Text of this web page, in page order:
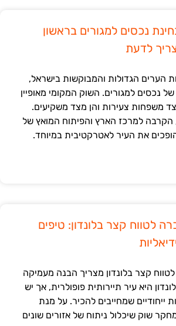
נכסים למגורים בראשון
לדעת
הערים הגדולות והמבוקשות בישראל,
נכסים למגורים. השוק המקומי מאופיין
משפחות צעירות והן מצד משקיעים.
הקרבה למרכז הארץ והפיתוח המואץ של
את העיר לאטרקטיבית במיוחד.
לטווח קצר בלונדון: טיפים
קצר בלונדון מצריך הבנה מעמיקה
היא עיר תיירותית פופולרית, אך יש
ייחודיים שמחייבים להכיר. על מנת
שוק שיכלול ניתוח של אזורים שונים